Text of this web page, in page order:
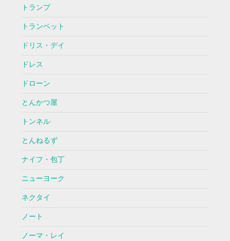
トランプ
トランペット
ドリス・デイ
ドレス
ドローン
とんかつ屋
トンネル
とんねるず
ナイフ・包丁
ニューヨーク
ネクタイ
ノート
ノーマ・レイ